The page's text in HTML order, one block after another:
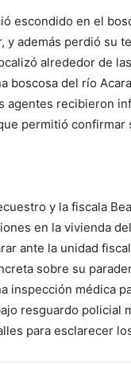
escondido en el
y además perdió su
alrededor de
boscosa del río
agentes recibieron
permitió confirmar
y la fiscala
en la vivienda
ante la unidad
sobre su
inspección médica
resguardo policial
para esclarecer